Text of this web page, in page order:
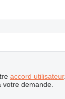
accord utilisateur.
demande.